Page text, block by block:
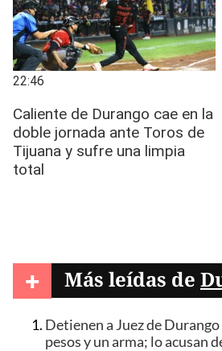
+ Más leídas de
Detienen a Juez de
pesos y un arma; lo acusan